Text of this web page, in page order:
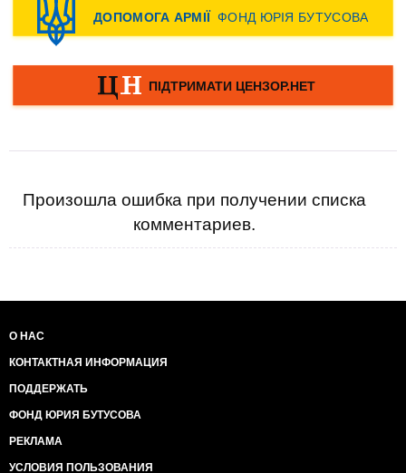
Произошла ошибка при получении списка
комментариев.
О НАС
КОНТАКТНАЯ ИНФОРМАЦИЯ
ПОДДЕРЖАТЬ
ФОНД ЮРИЯ БУТУСОВА
РЕКЛАМА
УСЛОВИЯ ПОЛЬЗОВАНИЯ